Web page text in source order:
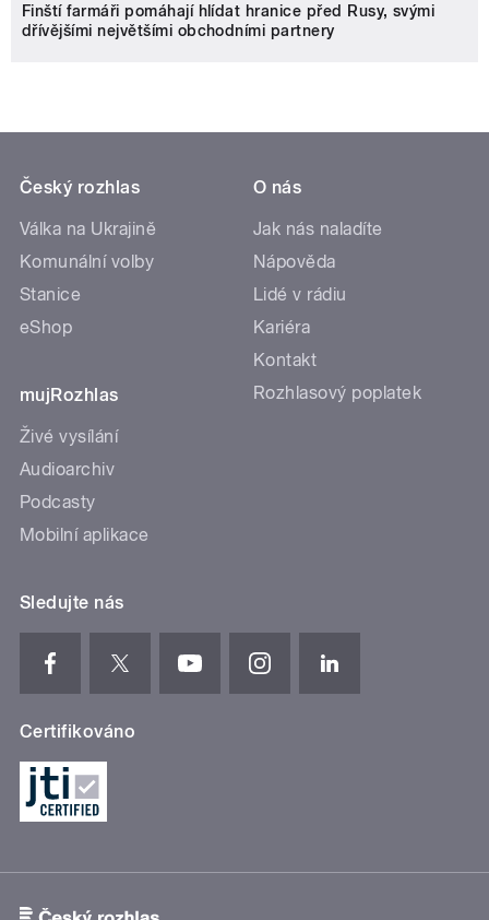
Finští farmáři pomáhají hlídat hranice před Rusy, svými
dřívějšími největšími obchodními partnery
Český rozhlas
Válka na Ukrajině
Komunální volby
Stanice
eShop
mujRozhlas
Živé vysílání
Audioarchiv
Podcasty
Mobilní aplikace
O nás
Jak nás naladíte
Nápověda
Lidé v rádiu
Kariéra
Kontakt
Rozhlasový poplatek
Sledujte nás
Certifikováno